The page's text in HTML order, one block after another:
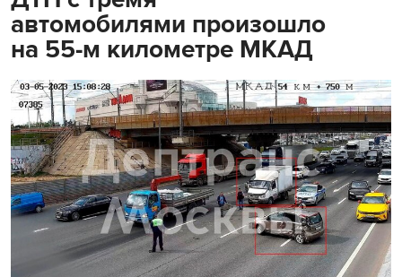
автомобилями произошло
на 55-м километре МКАД